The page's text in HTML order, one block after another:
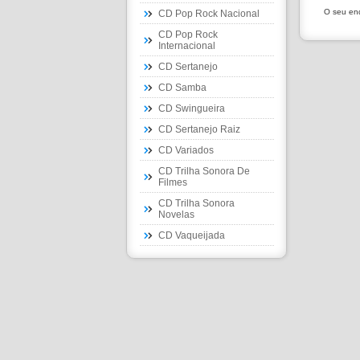
CD Pop Rock Nacional
CD Pop Rock
Internacional
CD Sertanejo
CD Samba
CD Swingueira
CD Sertanejo Raiz
CD Variados
CD Trilha Sonora De
Filmes
CD Trilha Sonora
Novelas
CD Vaqueijada
O seu